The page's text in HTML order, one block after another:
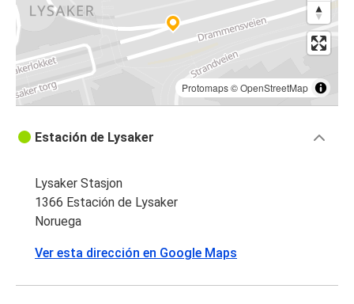
Protomaps©OpenStreetMap
Estación de Lysaker
Lysaker Stasjon
1366 Estación de Lysaker
Noruega
Ver esta dirección en Google Maps